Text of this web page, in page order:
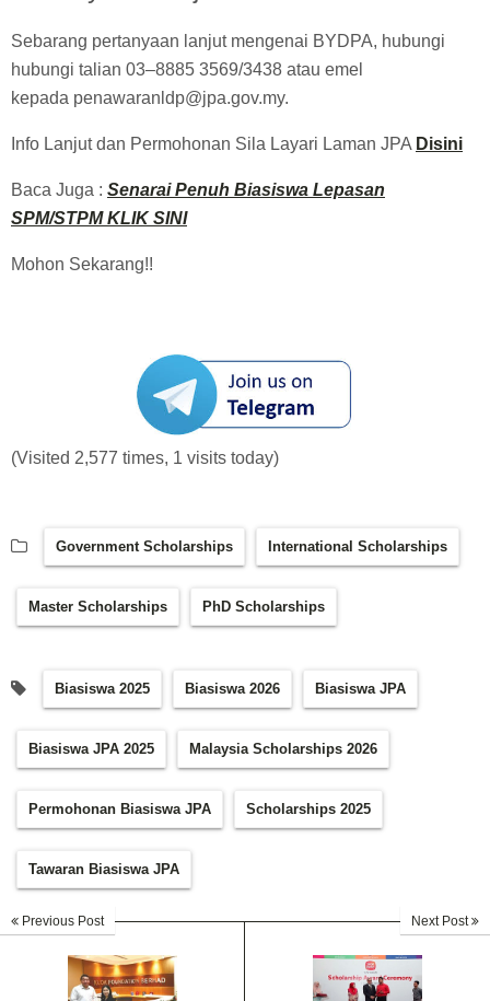
Sebarang pertanyaan lanjut mengenai BYDPA, hubungi
hubungi talian 03–8885 3569/3438 atau emel
kepada penawaranldp@jpa.gov.my.
Info Lanjut dan Permohonan Sila Layari Laman JPA Disini
Baca Juga : Senarai Penuh Biasiswa Lepasan
SPM/STPM KLIK SINI
Mohon Sekarang!!
(Visited 2,577 times, 1 visits today)
Government Scholarships International Scholarships
Master Scholarships PhD Scholarships
Biasiswa 2025 Biasiswa 2026 Biasiswa JPA
Biasiswa JPA 2025 Malaysia Scholarships 2026
Permohonan Biasiswa JPA Scholarships 2025
Tawaran Biasiswa JPA
Previous Post Next Post